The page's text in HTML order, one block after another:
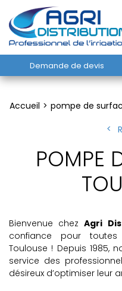
Demande de devis
Accueil pompe de
POMPE
Bienvenue chezAgri
confiance pour
Toulouse ! Depuis 1985,
service des
désireux d’optimiser leur